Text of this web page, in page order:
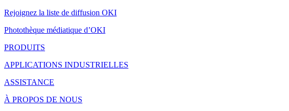
Rejoignez la liste de diffusion OKI
Photothèque médiatique d’OKI
PRODUITS
APPLICATIONS INDUSTRIELLES
ASSISTANCE
À PROPOS DE NOUS